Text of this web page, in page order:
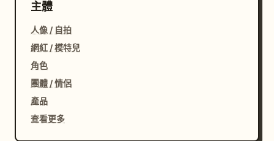
主體
人像 / 自拍
網紅 / 模特兒
角色
團體 / 情侶
產品
查看更多